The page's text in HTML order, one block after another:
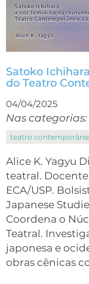
Satoko
do Teatro
04/04/2025
Nas categorias:
teatro
Alice K. Yagyu
teatral. Docente
ECA/USP.
Japanese
Coordena o
Teatral.
japonesa e
obras cênicas